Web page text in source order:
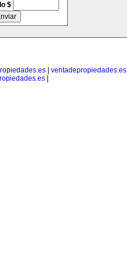
$
| ventadepropiedades.es|